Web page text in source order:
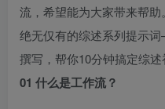
流，希望能为大家带来帮
绝无仅有的综述系列提示
撰写，帮你10分钟搞定综述
01 什么是工作流？​